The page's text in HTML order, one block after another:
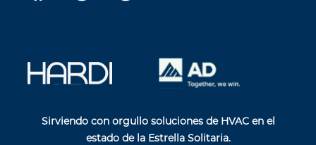
Sirviendo con orgullo soluciones de HVAC en el
estado de la Estrella Solitaria.